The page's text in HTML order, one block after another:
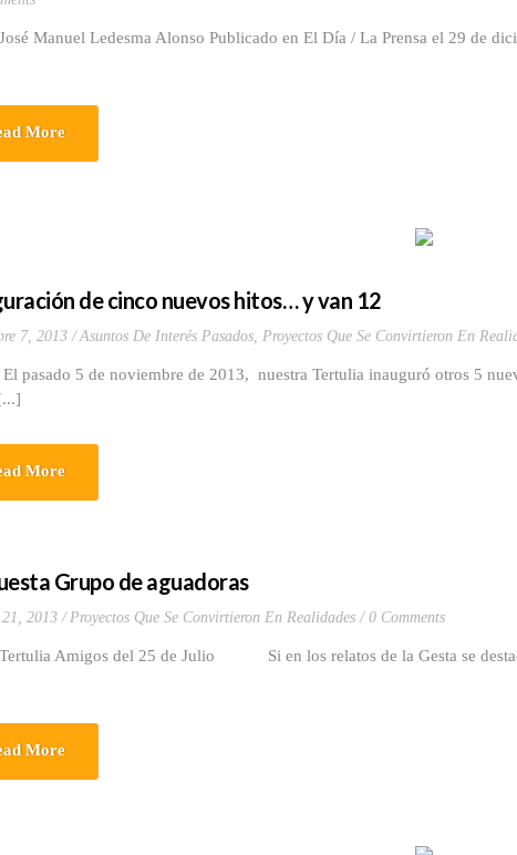
Manuel Ledesma Alonso Publicado en El Día / La Prensa el 29 de
More
de cinco nuevos hitos… y van 12
7, 2013 Asuntos De Interés Pasados, Proyectos Que Se Convirtieron En
5 de noviembre de 2013, nuestra Tertulia inauguró otros 5
More
Grupo de aguadoras
2013 Proyectos Que Se Convirtieron En Realidades 0 Comments
Amigos del 25 de Julio Si en los relatos de la Gesta se
More